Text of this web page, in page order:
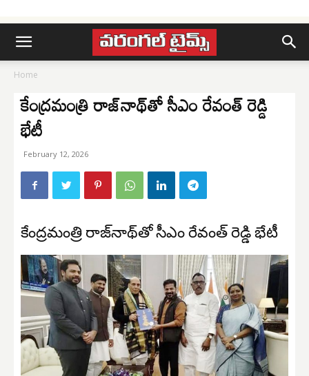
Home
కేంద్రమంత్రి రాజ్‌నాథ్‌తో సీఎం రేవంత్ రెడ్డి
భేటీ
February 12, 2026
కేంద్రమంత్రి రాజ్‌నాథ్‌తో సీఎం రేవంత్ రెడ్డి భేటీ